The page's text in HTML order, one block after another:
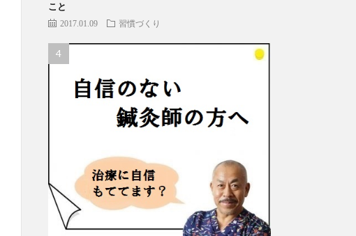
こと
2017.01.09 習慣づくり